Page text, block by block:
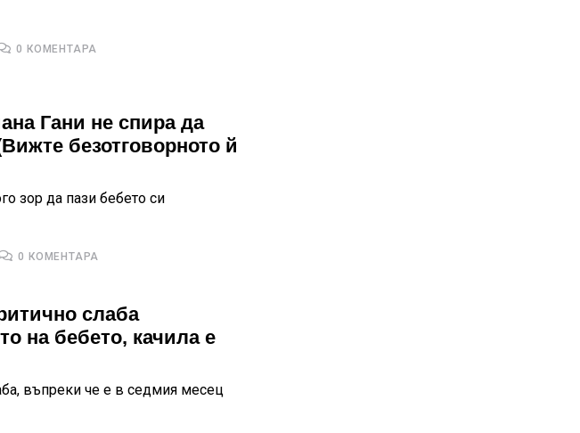
0 КОМЕНТАРА
Гани не спира да
безотговорното й
зор да пази бебето си
0 КОМЕНТАРА
слаба
на бебето, качила е
въпреки че е в седмия месец